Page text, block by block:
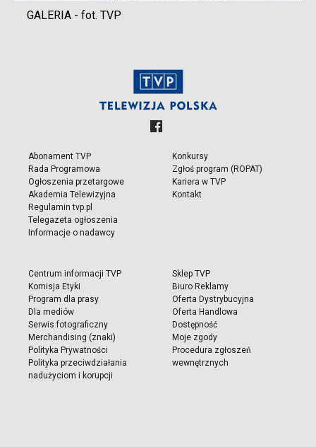
GALERIA - fot. TVP
Abonament TVP
Rada Programowa
Ogłoszenia przetargowe
Akademia Telewizyjna
Regulamin tvp.pl
Telegazeta ogłoszenia
Informacje o nadawcy
Konkursy
Zgłoś program (ROPAT)
Kariera w TVP
Kontakt
Centrum informacji TVP
Komisja Etyki
Program dla prasy
Dla mediów
Serwis fotograficzny
Merchandising (znaki)
Polityka Prywatności
Polityka przeciwdziałania
nadużyciom i korupcji
Sklep TVP
Biuro Reklamy
Oferta Dystrybucyjna
Oferta Handlowa
Dostępność
Moje zgody
Procedura zgłoszeń
wewnętrznych